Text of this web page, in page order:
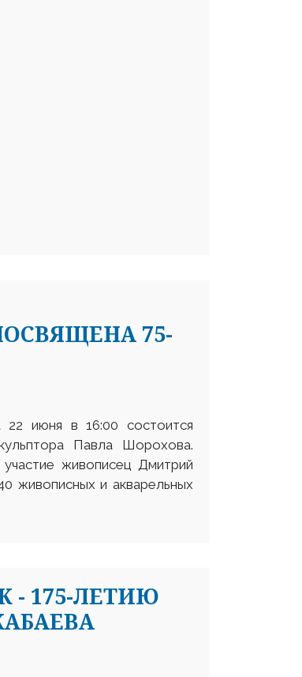
75-
22 июня в 16:00 состоится
Павла Шорохова.
живописец Дмитрий
живописных и акварельных
- 175-ЛЕТИЮ